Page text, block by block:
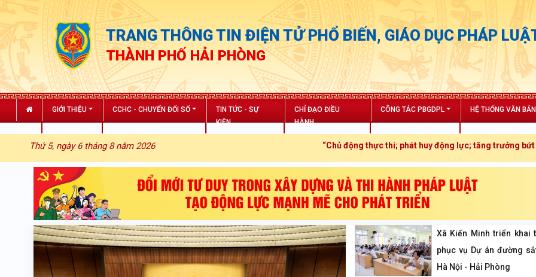
TRANG THÔNG TIN ĐIỆN TỬ PHỔ BIẾN, GIÁO DỤC PHÁP
THÀNH PHỐ HẢI PHÒNG
GIỚI THIỆU CCHC - CHUYỂN ĐỔI SỐ
TIN TỨC - SỰ
KIỆN
CHỈ ĐẠO ĐIỀU
HÀNH
CÔNG TÁC PBGDPL HỆ THỐNG VĂN BẢN
Thứ 5, ngày 6 tháng 8 năm 2026 “Chủ động thực thi; phát huy động lực; tăng trưởng bứt phá”
Xã Kiến Minh triển khai
phục vụ Dự án đường
Hà Nội - Hải Phòng